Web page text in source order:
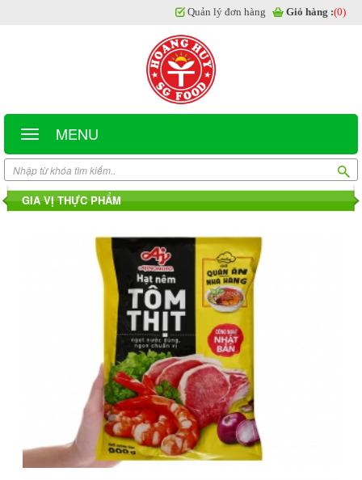
MENU
Quản lý đơn hàng Giỏ hàng :(0)
GIA VỊ THỰC PHẨM